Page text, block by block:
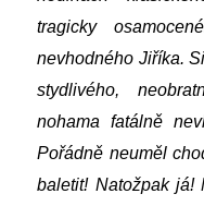
tragicky
nevhodného Jiříka.
stydlivého,
nohama fatálně
Pořádně neuměl
baletit! Natožpak já!